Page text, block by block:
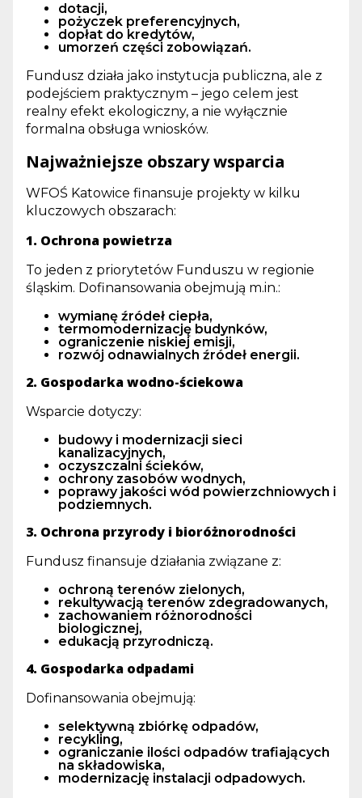
dotacji,
pożyczek preferencyjnych,
dopłat do kredytów,
umorzeń części zobowiązań.
Fundusz działa jako instytucja publiczna, ale z
podejściem praktycznym – jego celem jest
realny efekt ekologiczny, a nie wyłącznie
formalna obsługa wniosków.
Najważniejsze obszary wsparcia
WFOŚ Katowice finansuje projekty w kilku
kluczowych obszarach:
1. Ochrona powietrza
To jeden z priorytetów Funduszu w regionie
śląskim. Dofinansowania obejmują m.in.:
wymianę źródeł ciepła,
termomodernizację budynków,
ograniczenie niskiej emisji,
rozwój odnawialnych źródeł energii.
2. Gospodarka wodno-ściekowa
Wsparcie dotyczy:
budowy i modernizacji sieci
kanalizacyjnych,
oczyszczalni ścieków,
ochrony zasobów wodnych,
poprawy jakości wód powierzchniowych i
podziemnych.
3. Ochrona przyrody i bioróżnorodności
Fundusz finansuje działania związane z:
ochroną terenów zielonych,
rekultywacją terenów zdegradowanych,
zachowaniem różnorodności
biologicznej,
edukacją przyrodniczą.
4. Gospodarka odpadami
Dofinansowania obejmują:
selektywną zbiórkę odpadów,
recykling,
ograniczanie ilości odpadów trafiających
na składowiska,
modernizację instalacji odpadowych.